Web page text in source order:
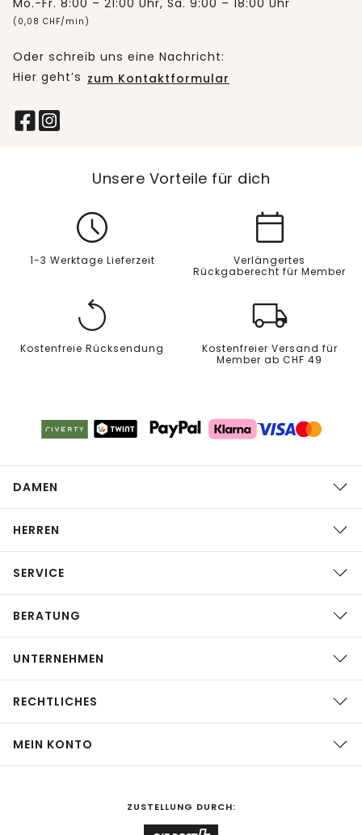
Mo.-Fr. 8:00 – 21:00 Uhr, Sa. 9:00 – 18:00 Uhr
(0,08 CHF/min)
Oder schreib uns eine Nachricht:
Hier geht’s zum Kontaktformular
Unsere Vorteile für dich
1-3 Werktage Lieferzeit
Verlängertes
Rückgaberecht für Member
Kostenfreie Rücksendung
Kostenfreier Versand für
Member ab CHF 49
DAMEN
HERREN
SERVICE
BERATUNG
UNTERNEHMEN
RECHTLICHES
MEIN KONTO
ZUSTELLUNG DURCH: